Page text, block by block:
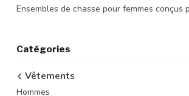
Ensembles de chasse pour femmes
Catégories
Vêtements
Hommes